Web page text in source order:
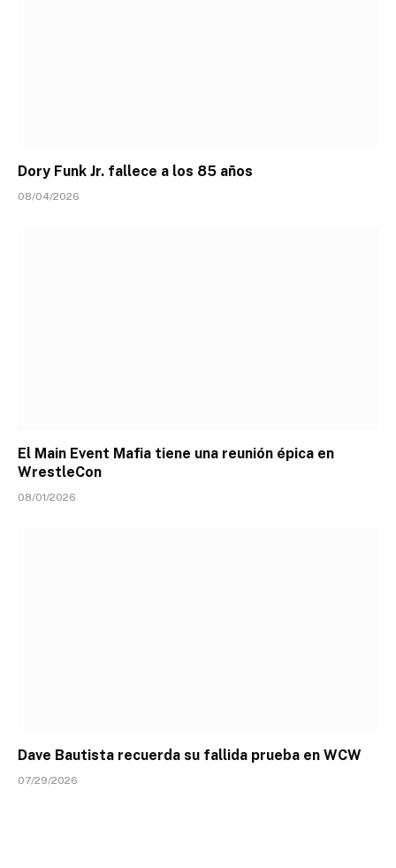
Dory Funk Jr. fallece a los 85 años
08/04/2026
El Main Event Mafia tiene una reunión épica en
WrestleCon
08/01/2026
Dave Bautista recuerda su fallida prueba en WCW
07/29/2026